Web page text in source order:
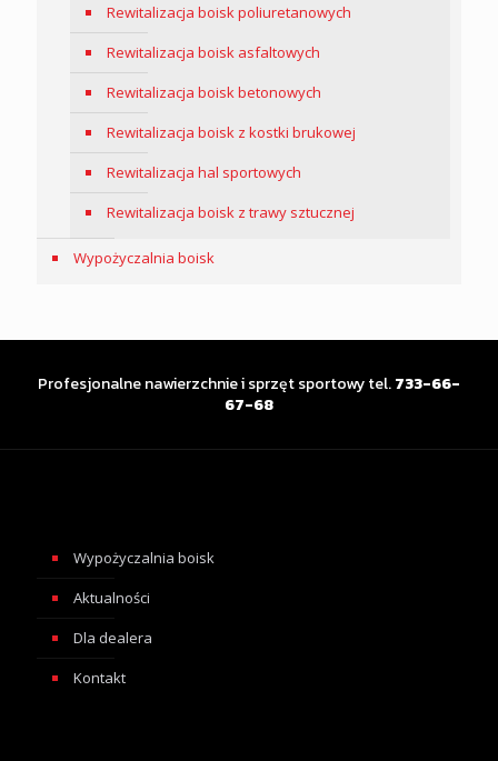
Rewitalizacja boisk poliuretanowych
Rewitalizacja boisk asfaltowych
Rewitalizacja boisk betonowych
Rewitalizacja boisk z kostki brukowej
Rewitalizacja hal sportowych
Rewitalizacja boisk z trawy sztucznej
Wypożyczalnia boisk
Profesjonalne nawierzchnie i sprzęt sportowy tel.733-66-
67-68
Wypożyczalnia boisk
Aktualności
Dla dealera
Kontakt